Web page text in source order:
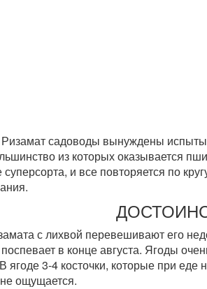
садоводы вынуждены
из которых оказывается
и все повторяется по
с лихвой перевешивают его
в конце августа. Ягоды
ягоде 3-4 косточки, которые при
ощущается.